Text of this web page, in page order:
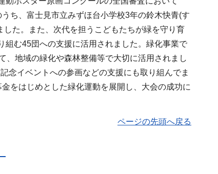
ち、富士見市立みずほ台小学校3年の鈴木快青(す
た。また、次代を担うこどもたちが緑を守り育
組む45団への支援に活用されました。緑化事業で
、地域の緑化や森林整備等で大切に活用されまし
念イベントへの参画などの支援にも取り組んでま
をはじめとした緑化運動を展開し、大会の成功に
ページの先頭へ戻る